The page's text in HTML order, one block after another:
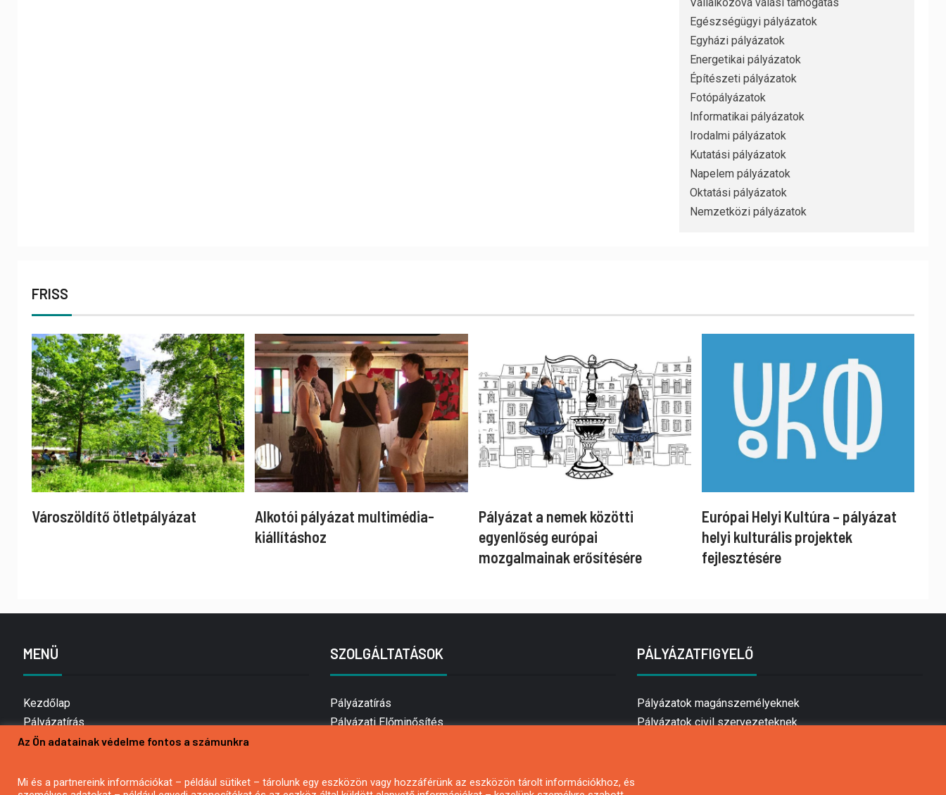
Egészségügyi pályázatok
Egyházi pályázatok
Energetikai pályázatok
Építészeti pályázatok
Fotópályázatok
Informatikai pályázatok
Irodalmi pályázatok
Kutatási pályázatok
Napelem pályázatok
Oktatási pályázatok
Nemzetközi pályázatok
FRISS
Városzöldítő ötletpályázat
Alkotói pályázat multimédia-
kiállításhoz
Pályázat a nemek közötti
egyenlőség európai
mozgalmainak erősítésére
Európai Helyi Kultúra – pályázat
helyi kulturális projektek
fejlesztésére
MENÜ
Kezdőlap
Pályázatírás
Bemutatkozás
Hírlevél feliratkozás
SZOLGÁLTATÁSOK
Pályázatírás
Pályázati Előminősítés
Mezőgazdasági pályázatírás
PÁLYÁZATFIGYELŐ
Pályázatok magánszemélyeknek
Pályázatok civil szervezeteknek
Az Ön adatainak védelme fontos a számunkra
Mi és a partnereink információkat – például sütiket – tárolunk egy eszközön vagy hozzáférünk az eszközön tárolt információkhoz, és